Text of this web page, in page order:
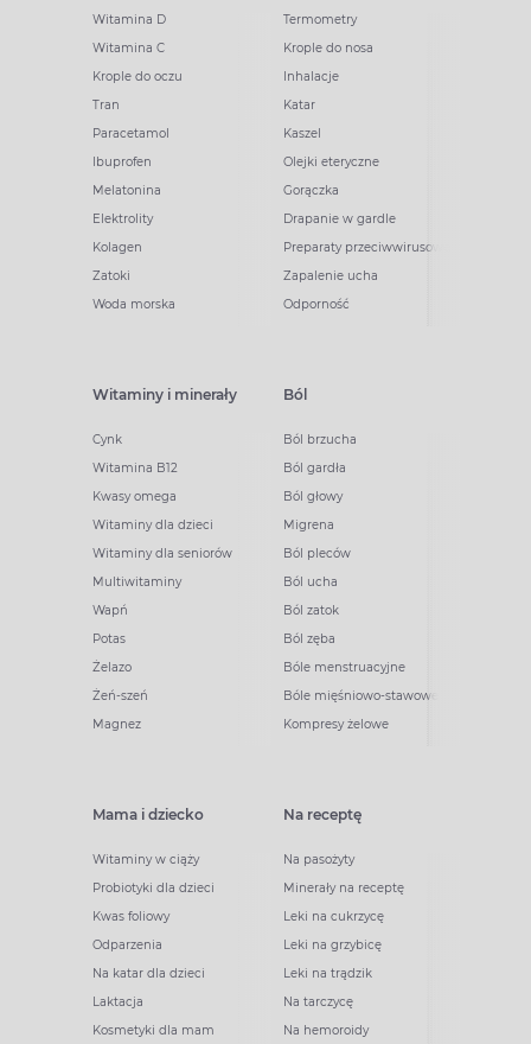
Witamina D
Witamina C
Krople do oczu
Tran
Paracetamol
Ibuprofen
Melatonina
Elektrolity
Kolagen
Zatoki
Woda morska
Termometry
Krople do nosa
Inhalacje
Katar
Kaszel
Olejki eteryczne
Gorączka
Drapanie w gardle
Preparaty przeciwwirusowe
Zapalenie ucha
Odporność
Witaminy i minerały
Cynk
Witamina B12
Kwasy omega
Witaminy dla dzieci
Witaminy dla seniorów
Multiwitaminy
Wapń
Potas
Żelazo
Żeń-szeń
Magnez
Ból
Ból brzucha
Ból gardła
Ból głowy
Migrena
Ból pleców
Ból ucha
Ból zatok
Ból zęba
Bóle menstruacyjne
Bóle mięśniowo-stawowe
Kompresy żelowe
Mama i dziecko
Witaminy w ciąży
Probiotyki dla dzieci
Kwas foliowy
Odparzenia
Na katar dla dzieci
Laktacja
Kosmetyki dla mam
Na receptę
Na pasożyty
Minerały na receptę
Leki na cukrzycę
Leki na grzybicę
Leki na trądzik
Na tarczycę
Na hemoroidy